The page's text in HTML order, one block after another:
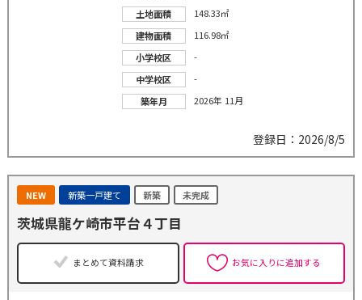
土地面積
148.33㎡
建物面積
116.98㎡
小学校区
-
中学校区
-
築年月
2026年 11月
登録日：2026/8/5
NEW 新築一戸建て 新築 未完成
茨城県龍ケ崎市平台４丁目
まとめて資料請求 お気に入りに追加する